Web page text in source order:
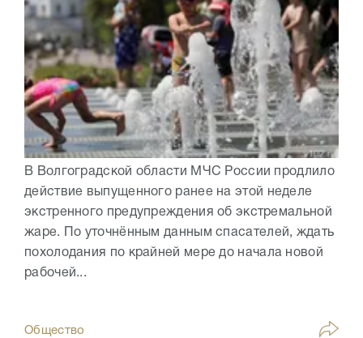
В Волгоградской области МЧС России продлило
действие выпущенного ранее на этой неделе
экстренного предупреждения об экстремальной
жаре. По уточнённым данным спасателей, ждать
похолодания по крайней мере до начала новой
рабочей...
Общество